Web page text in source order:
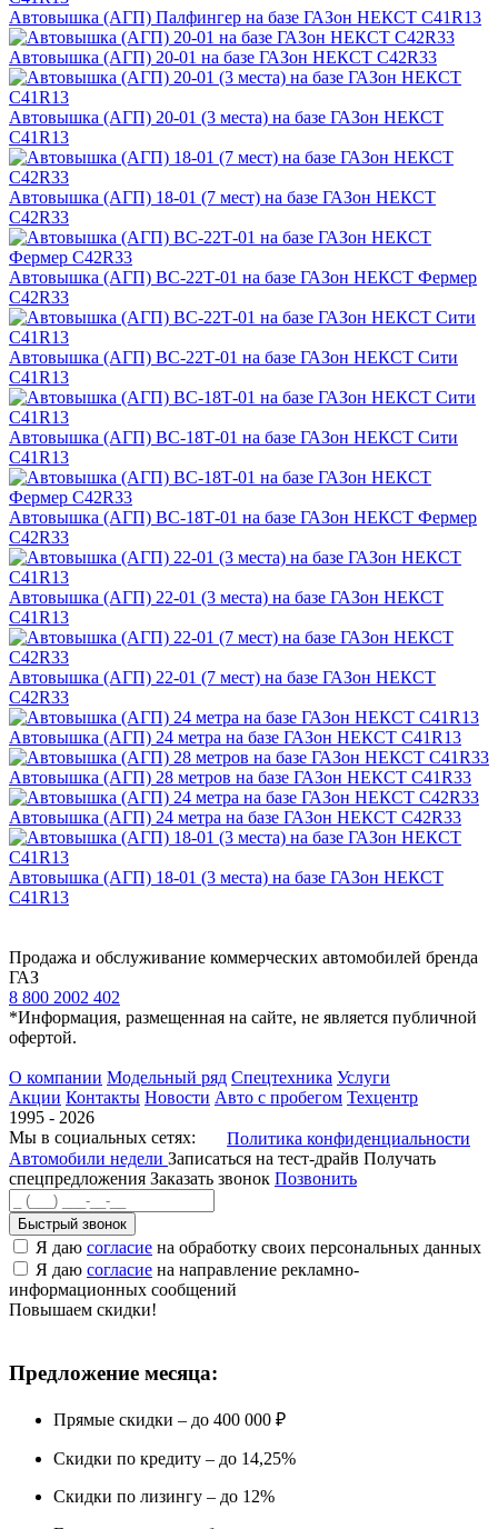
Автовышка (АГП) Палфингер на базе ГАЗон НЕКСТ C41R13
Автовышка (АГП) 20-01 на базе ГАЗон НЕКСТ C42R33
Автовышка (АГП) 20-01 (3 места) на базе ГАЗон НЕКСТ
C41R13
Автовышка (АГП) 18-01 (7 мест) на базе ГАЗон НЕКСТ
C42R33
Автовышка (АГП) ВС-22Т-01 на базе ГАЗон НЕКСТ Фермер
C42R33
Автовышка (АГП) ВС-22Т-01 на базе ГАЗон НЕКСТ Сити
C41R13
Автовышка (АГП) ВС-18Т-01 на базе ГАЗон НЕКСТ Сити
C41R13
Автовышка (АГП) ВС-18Т-01 на базе ГАЗон НЕКСТ Фермер
C42R33
Автовышка (АГП) 22-01 (3 места) на базе ГАЗон НЕКСТ
C41R13
Автовышка (АГП) 22-01 (7 мест) на базе ГАЗон НЕКСТ
C42R33
Автовышка (АГП) 24 метра на базе ГАЗон НЕКСТ C41R13
Автовышка (АГП) 28 метров на базе ГАЗон НЕКСТ С41R33
Автовышка (АГП) 24 метра на базе ГАЗон НЕКСТ C42R33
Автовышка (АГП) 18-01 (3 места) на базе ГАЗон НЕКСТ
C41R13
Продажа и обслуживание коммерческих автомобилей бренда
ГАЗ
8 800 2002 402
*Информация, размещенная на сайте, не является публичной
офертой.
О компании Модельный ряд Спецтехника Услуги
Акции Контакты Новости Авто с пробегом Техцентр
1995 - 2026
Мы в социальных сетях:
Политика конфиденциальности
Автомобили недели Записаться на тест-драйв Получать
спецпредложения Заказать звонок Позвонить
Быстрый звонок
Я даю согласие на обработку своих персональных данных
Я даю согласие на направление рекламно-
информационных сообщений
Повышаем скидки!
Предложение месяца:
Прямые скидки – до 400 000 ₽
Скидки по кредиту – до 14,25%
Скидки по лизингу – до 12%